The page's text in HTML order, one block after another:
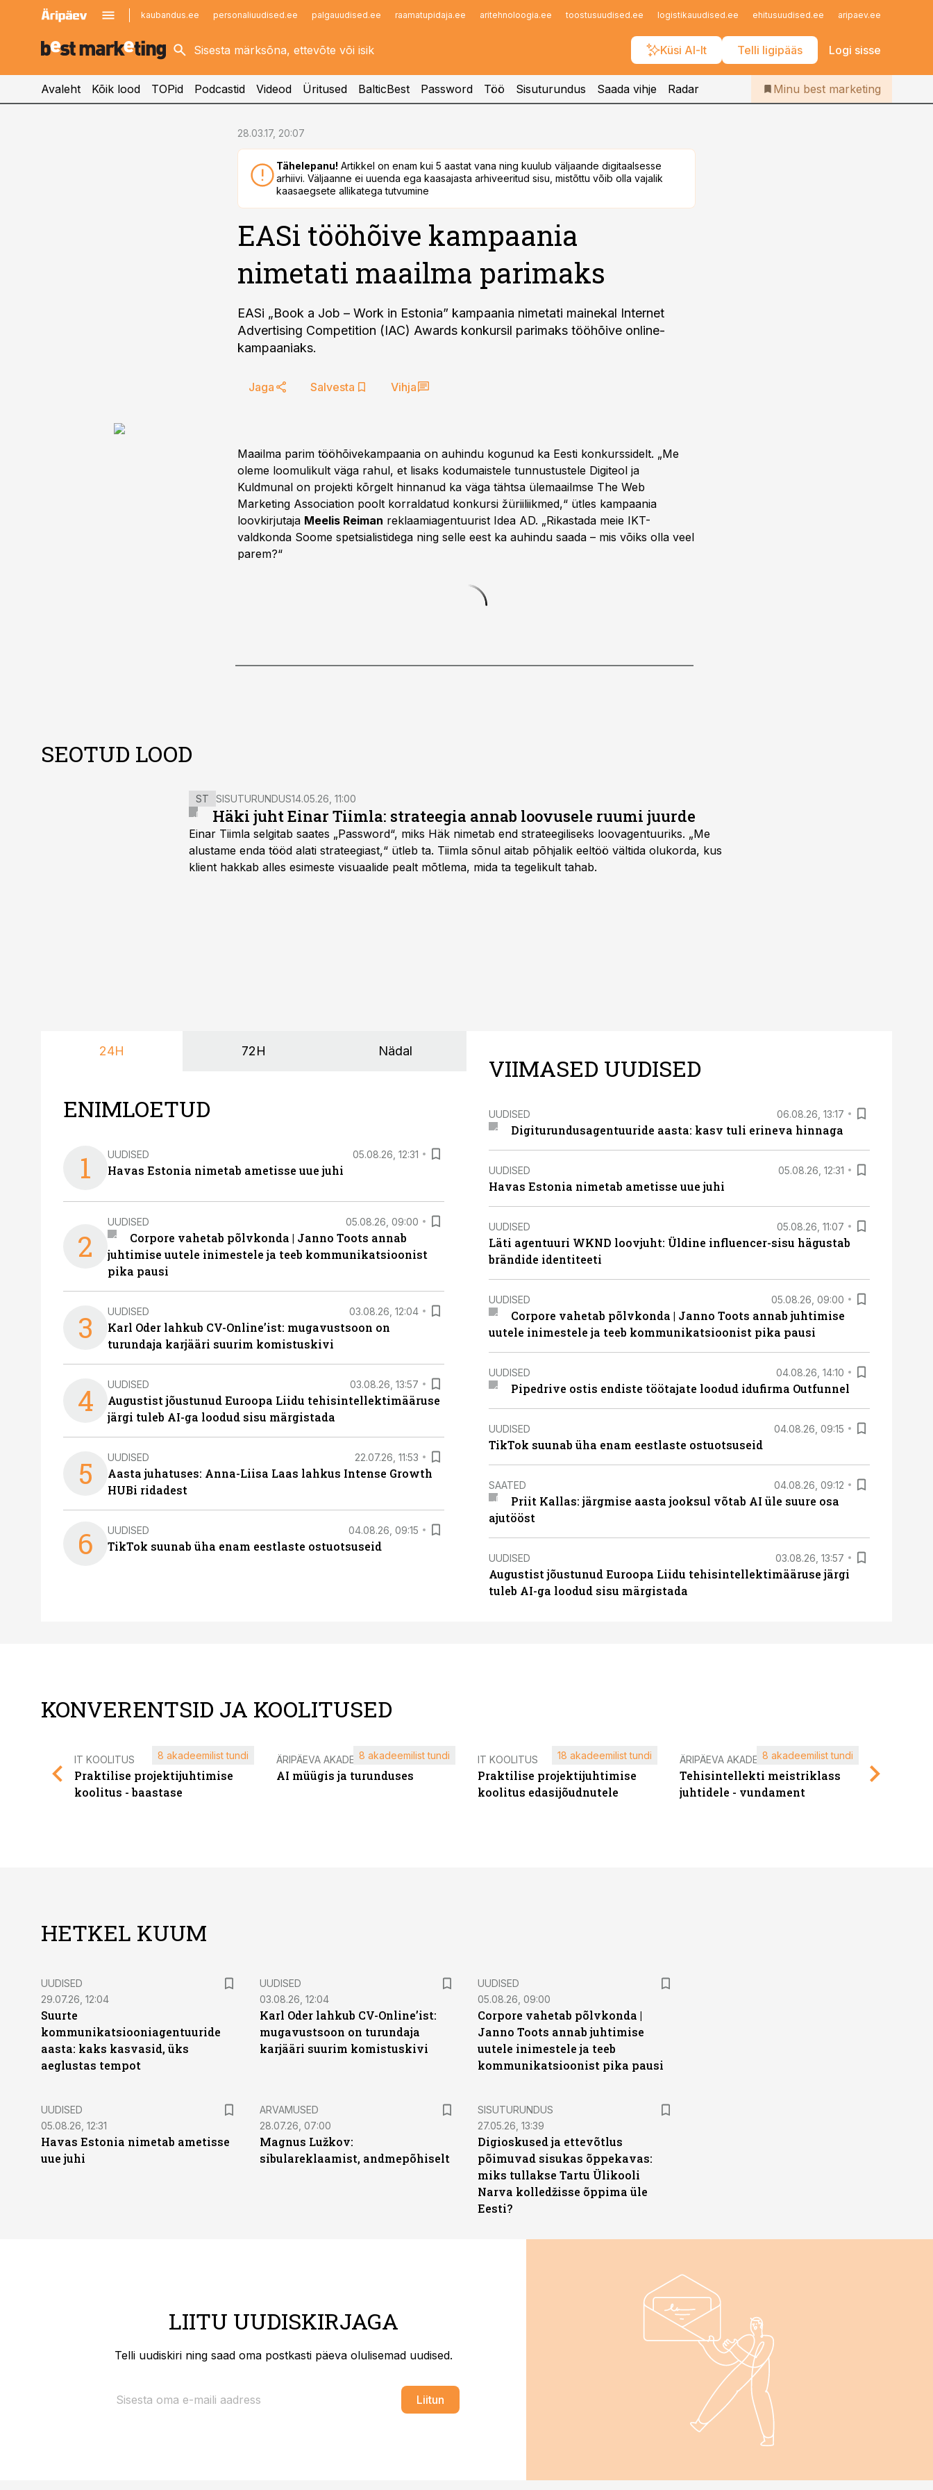
kaubandus.ee personaliuudised.ee palgauudised.ee raamatupidaja.ee aritehnoloogia.ee toostusuudised.ee logistikauudised.ee ehitusuudised.ee aripaev.ee
Küsi AI-lt Telli ligipääs Logi sisse
kinnisvarauudised.ee
logistikauudised.ee
imelineajalugu.ee
Infopank
Iseteenindus
Telli Bestmarketing
Avaleht Kõik lood TOPid Podcastid Videod Üritused BalticBest Password Töö Sisuturundus Saada vihje Radar Minu best marketing
28.03.17, 20:07
Tähelepanu! Artikkel on enam kui 5 aastat vana ning kuulub väljaande digitaalsesse
arhiivi. Väljaanne ei uuenda ega kaasajasta arhiveeritud sisu, mistõttu võib olla vajalik
kaasaegsete allikatega tutvumine
EASi tööhõive kampaania
nimetati maailma parimaks
EASi „Book a Job – Work in Estonia” kampaania nimetati mainekal Internet
Advertising Competition (IAC) Awards konkursil parimaks tööhõive online-
kampaaniaks.
Jaga Salvesta Vihja
Maailma parim tööhõivekampaania on auhindu kogunud ka Eesti konkurssidelt. „Me
oleme loomulikult väga rahul, et lisaks kodumaistele tunnustustele Digiteol ja
Kuldmunal on projekti kõrgelt hinnanud ka väga tähtsa ülemaailmse The Web
Marketing Association poolt korraldatud konkursi žüriiliikmed,“ ütles kampaania
loovkirjutaja Meelis Reiman reklaamiagentuurist Idea AD. „Rikastada meie IKT-
valdkonda Soome spetsialistidega ning selle eest ka auhindu saada – mis võiks olla veel
parem?“
SEOTUD LOOD
ST SISUTURUNDUS14.05.26, 11:00
Häki juht Einar Tiimla: strateegia annab loovusele ruumi juurde
Einar Tiimla selgitab saates „Password“, miks Häk nimetab end strateegiliseks loovagentuuriks. „Me
alustame enda tööd alati strateegiast,“ ütleb ta. Tiimla sõnul aitab põhjalik eeltöö vältida olukorda, kus
klient hakkab alles esimeste visuaalide pealt mõtlema, mida ta tegelikult tahab.
24H 72H Nädal
ENIMLOETUD
1 UUDISED 05.08.26, 12:31
Havas Estonia nimetab ametisse uue juhi
2
UUDISED 05.08.26, 09:00
Corpore vahetab põlvkonda | Janno Toots annab
juhtimise uutele inimestele ja teeb kommunikatsioonist
pika pausi
3 UUDISED 03.08.26, 12:04
Karl Oder lahkub CV-Online’ist: mugavustsoon on
turundaja karjääri suurim komistuskivi
4 UUDISED 03.08.26, 13:57
Augustist jõustunud Euroopa Liidu tehisintellektimääruse
järgi tuleb AI-ga loodud sisu märgistada
5 UUDISED 22.07.26, 11:53
Aasta juhatuses: Anna-Liisa Laas lahkus Intense Growth
HUBi ridadest
6 UUDISED 04.08.26, 09:15
TikTok suunab üha enam eestlaste ostuotsuseid
VIIMASED UUDISED
UUDISED 06.08.26, 13:17
Digiturundusagentuuride aasta: kasv tuli erineva hinnaga
UUDISED 05.08.26, 12:31
Havas Estonia nimetab ametisse uue juhi
UUDISED 05.08.26, 11:07
Läti agentuuri WKND loovjuht: Üldine influencer-sisu hägustab
brändide identiteeti
UUDISED 05.08.26, 09:00
Corpore vahetab põlvkonda | Janno Toots annab juhtimise
uutele inimestele ja teeb kommunikatsioonist pika pausi
UUDISED 04.08.26, 14:10
Pipedrive ostis endiste töötajate loodud idufirma Outfunnel
UUDISED 04.08.26, 09:15
TikTok suunab üha enam eestlaste ostuotsuseid
SAATED 04.08.26, 09:12
Priit Kallas: järgmise aasta jooksul võtab AI üle suure osa
ajutööst
UUDISED 03.08.26, 13:57
Augustist jõustunud Euroopa Liidu tehisintellektimääruse järgi
tuleb AI-ga loodud sisu märgistada
KONVERENTSID JA KOOLITUSED
IT KOOLITUS
Praktilise projektijuhtimise
koolitus - baastase
8 akadeemilist tundi ÄRIPÄEVA AKADEEMIA
AI müügis ja turunduses
8 akadeemilist tundi IT KOOLITUS
Praktilise projektijuhtimise
koolitus edasijõudnutele
18 akadeemilist tundi ÄRIPÄEVA AKADEEMIA
Tehisintellekti meistriklass
juhtidele - vundament
8 akadeemilist tundi
HETKEL KUUM
UUDISED
29.07.26, 12:04
Suurte
kommunikatsiooniagentuuride
aasta: kaks kasvasid, üks
aeglustas tempot
UUDISED
03.08.26, 12:04
Karl Oder lahkub CV-Online’ist:
mugavustsoon on turundaja
karjääri suurim komistuskivi
UUDISED
05.08.26, 09:00
Corpore vahetab põlvkonda |
Janno Toots annab juhtimise
uutele inimestele ja teeb
kommunikatsioonist pika pausi
UUDISED
05.08.26, 12:31
Havas Estonia nimetab ametisse
uue juhi
ARVAMUSED
28.07.26, 07:00
Magnus Lužkov:
sibulareklaamist, andmepõhiselt
ST
SISUTURUNDUS
27.05.26, 13:39
Digioskused ja ettevõtlus
põimuvad sisukas õppekavas:
miks tullakse Tartu Ülikooli
Narva kolledžisse õppima üle
Eesti?
LIITU UUDISKIRJAGA
Telli uudiskiri ning saad oma postkasti päeva olulisemad uudised.
Liitun